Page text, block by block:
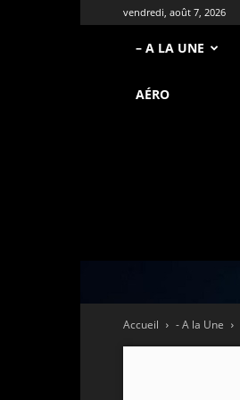
vendredi, août 7, 2026
– A LA UNE
AÉRO
Accueil
- A la Une